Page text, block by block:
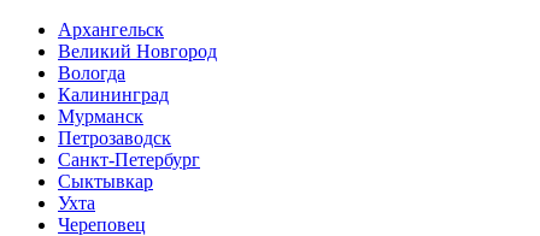
Архангельск
Великий Новгород
Вологда
Калининград
Мурманск
Петрозаводск
Санкт-Петербург
Сыктывкар
Ухта
Череповец